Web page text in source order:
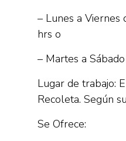
– Lunes a
hrs o
– Martes a
Lugar de trabajo:
Recoleta. Según
Se Ofrece: